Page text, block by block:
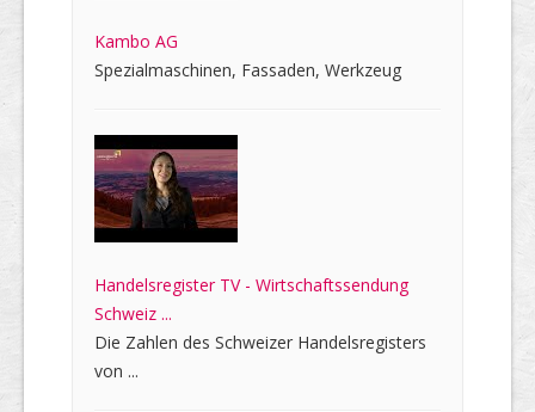
Kambo AG
Spezialmaschinen, Fassaden, Werkzeug
Handelsregister TV - Wirtschaftssendung
Schweiz ...
Die Zahlen des Schweizer Handelsregisters
von ...